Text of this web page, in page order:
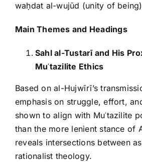
waḥdat al-wujūd (unity of
Main Themes and Headings
Sahl al-Tustarī and His
Muʿtazilite Ethics
Based on al-Hujwīrī’s
emphasis on struggle, effort,
shown to align with Muʿtazilite
than the more lenient stance of
reveals intersections between
rationalist theology.